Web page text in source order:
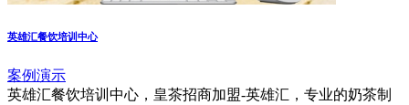
英雄汇餐饮培训中心
案例演示
英雄汇餐饮培训中心，皇茶招商加盟-英雄汇，专业的奶茶制